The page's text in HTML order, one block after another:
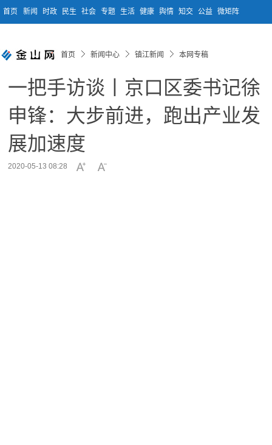
首页 新闻 时政 民生 社会 专题 生活 健康 舆情 知交 公益 微矩阵
首页 新闻中心 镇江新闻 本网专稿
一把手访谈丨京口区委书记徐
申锋：大步前进，跑出产业发
展加速度
2020-05-13 08:28